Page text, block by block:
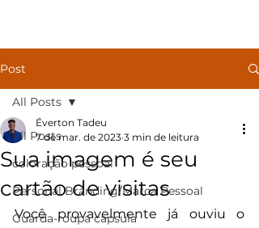
Post
All Posts
coloração pessoal
Personal Branding/Marca Pessoal
Guarda-roupa capsula
All Posts
Sua imagem é seu
cartão de visitas
Éverton Tadeu
7 de mar. de 2023 3 min de leitura
Você provavelmente já ouviu o